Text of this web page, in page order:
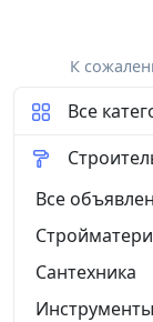
К
Все
Все
Сантехника
Инструменты